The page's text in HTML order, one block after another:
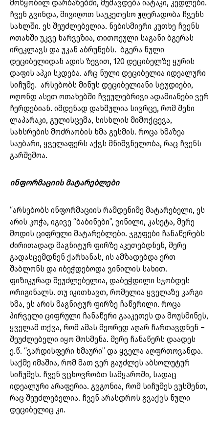
მოწყობილ დარბაზებში, მუშავდება იატაკი, კედლები.
ჩვენ გვინდა, მივიღოთ საუკეთესო ჟღერადობა ჩვენს
სახლში. ეს შეუძლებელია. ნებისმიერი კუთხე ჩვენს
ოთახში უკვე ხარვეზია, თითოეული საგანი ბგერას
ირეკლავს და უკან აბრუნებს. ბგერა ნული
დეციბელიდან ადის ზევით, 120 დეციბელზე ყურის
დაფის აპკი სკდება. არც ნული დეციბელია იდეალური
სიჩუმე. არსებობს მინუს დეციბელიანი სტუდიები,
ოღონდ ასეთ ოთახებში ჩვეულებრივი ადამიანები ვერ
ჩერდებიან. იმდენად დახშულია სივრცე, რომ შენი
ლაპარაკი, გულისცემა, სისხლის მიმოქცევა,
სახსრების მოძრაობის ხმა გესმის. როცა ხმაზეა
საუბარი, ყველაფერს აქვს მნიშვნელობა, რაც ჩვენს
გარშემოა.
ინფორმაციის მატარებლები
“არსებობს ინფორმაციის რამდენიმე მატარებელი, ეს
არის კოჭა, იგივე “ბაბინები”, ვინილი, კასეტა, მერე
მოდის ციფრული მატარებლები. ჯგუფები ჩანაწერებს
ძირითადად მაგნიტურ ფირზე აკეთებდნენ, მერე
გადასცემდნენ ქარხანას, ის ამზადებდა ერთ
შაბლონს და იბეჭდებოდა ვინილის სახით.
ფიზიკურად შეუძლებელია, დაბეჭდილი სჯობდეს
ორიგინალს. თუ იკითხავთ, რომელია ყველაზე კარგი
ხმა, ეს არის მაგნიტურ ფირზე ჩაწერილი. როცა
პირველი ციფრული ჩანაწერი გააკეთეს და მოუსმინეს,
ყველამ თქვა, რომ ამას მეორედ აღარ ჩართავდნენ –
შეუძლებელი იყო მოსმენა. მერე ჩანაწერს დაადეს
ე.წ. “ვარდისფერი ხმაური” და ყველა აღფრთოვანდა.
საქმე იმაშია, რომ მათ ვერ გაუძლეს აბსოლუტურ
სიჩუმეს. ჩვენ ვცხოვრობთ სამყაროში, სადაც
იდეალური არაფერია. გვგონია, რომ სიჩუმეს ვუსმენთ,
რაც შეუძლებელია. ჩვენ არასდროს გვაქვს ნული
დეციბელიც კი.